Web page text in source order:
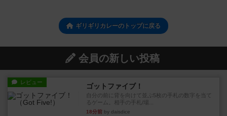
ギリギリカレーのトップに戻る
会員の新しい投稿
レビュー ゴットファイブ！
自分の前に背を向けて並ぶ5枚の手札の数字を当て
るゲーム。相手の手札/場...
18分前 by daisdice